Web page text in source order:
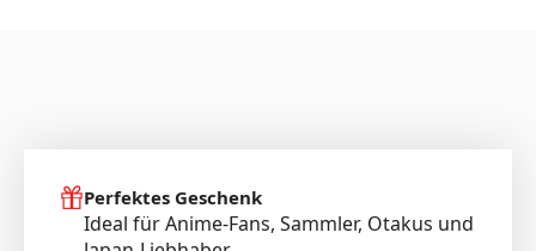
Perfektes Geschenk
Ideal für Anime-Fans, Sammler, Otakus und